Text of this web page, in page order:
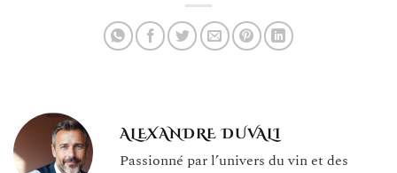
professionnelle dans la
proche des restaurants
gastronomiques en
2025 ?
ALEXANDRE DUVALI
Passionné par l’univers du vin et des